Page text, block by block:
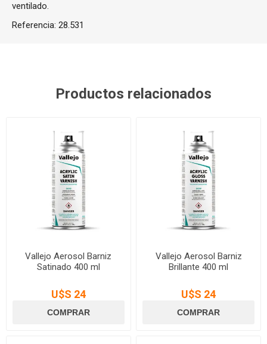
ventilado.
Referencia: 28.531
Productos relacionados
Vallejo Aerosol Barniz
Satinado 400 ml
U$S 24
Vallejo Aerosol Barniz
Brillante 400 ml
U$S 24